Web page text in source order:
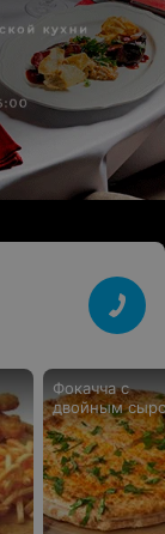
Фокачча с
двойным